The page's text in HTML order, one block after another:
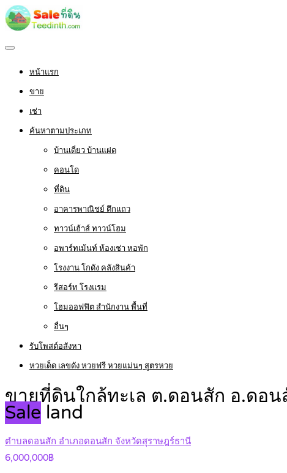
หน้าแรก
ขาย
เช่า
ค้นหาตามประเภท
บ้านเดี่ยว บ้านแฝด
คอนโด
ที่ดิน
อาคารพาณิชย์ ตึกแถว
ทาวน์เฮ้าส์ ทาวน์โฮม
อพาร์ทเม้นท์ ห้องเช่า หอพัก
โรงงาน โกดัง คลังสินค้า
รีสอร์ท โรงแรม
โฮมออฟฟิต สำนักงาน พื้นที่
อื่นๆ
รับโพสต์อสังหา
หวยเด็ด เลขดัง หวยฟรี หวยแม่นๆ สูตรหวย
ขายที่ดินใกล้ทะเล ต.ดอนสัก อ.ดอ
Sale land
ตำบลดอนสัก อำเภอดอนสัก จังหวัดสุราษฎร์ธานี
6,000,000฿